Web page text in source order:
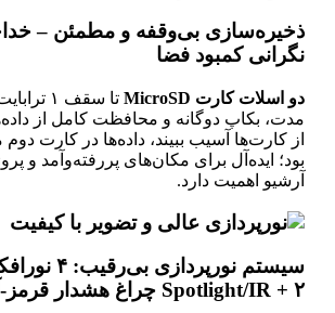
ذخیره‌سازی بی‌وقفه و مطمئن –
نگرانی کمبود فضا
دو اسلات کارت MicroSD
تا سقف ۱
مدت، بکاپ دوگانه و محافظت کامل از
از کارت‌ها آسیب ببیند، داده‌ها در کارت
بود؛ ایده‌آل برای مکان‌های پررفته‌وآمد و
آرشیو اهمیت دارد.
سیستم
Spotlight/IR + ۲ چراغ هشدار قرمز-آبی